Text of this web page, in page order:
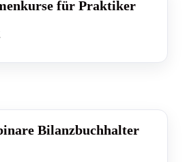
für Praktiker
Bilanzbuchhalter